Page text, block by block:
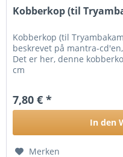
Kobberkop (til
Kobberkop (til
beskrevet på mantra-
Det er her, denne
cm
7,80 € *
In den
Merken